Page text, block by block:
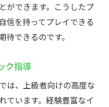
ができます。こうしたプ
信を持ってプレイできる
できるのです。
ク指導
は、上級者向けの高度な
ています。経験豊富なイ